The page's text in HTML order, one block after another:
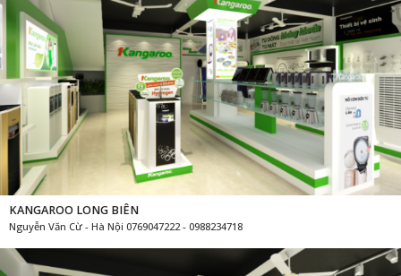
KANGAROO LONG BIÊN
Nguyễn Văn Cừ - Hà Nội 0769047222 - 0988234718